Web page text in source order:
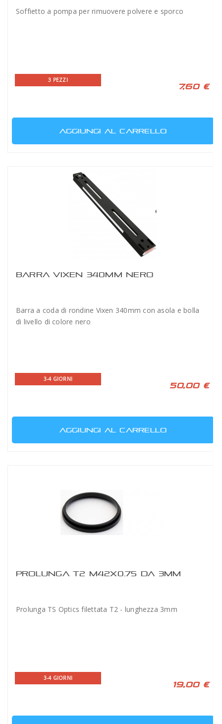
Soffietto a pompa per rimuovere polvere e sporco
3 PEZZI
7,60 €
AGGIUNGI AL CARRELLO
BARRA VIXEN 340MM NERO
Barra a coda di rondine Vixen 340mm con asola e bolla
di livello di colore nero
3-4 GIORNI
50,00 €
AGGIUNGI AL CARRELLO
PROLUNGA T2 M42X0.75 DA 3MM
Prolunga TS Optics filettata T2 - lunghezza 3mm
3-4 GIORNI
19,00 €